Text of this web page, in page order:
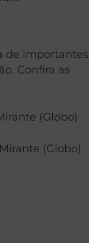
de importantes
Confira as
(Globo)
(Globo)